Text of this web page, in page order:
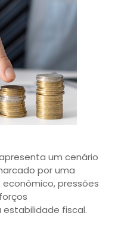
um cenário
por uma
pressões
fiscal.